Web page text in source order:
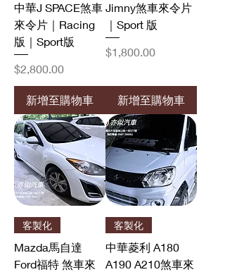
中華J SPACE煞車
來令片｜Racing
版｜Sport版
價格
$2,800.00
新增至購物車
Jimny煞車來令片
｜Sport 版
價格
$1,800.00
新增至購物車
客製化
Mazda馬自達
Ford福特 煞車來
客製化
中華菱利 A180
A190 A210煞車來